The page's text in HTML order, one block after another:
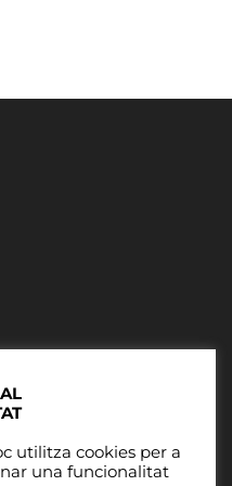
utilitza cookies per a
una funcionalitat